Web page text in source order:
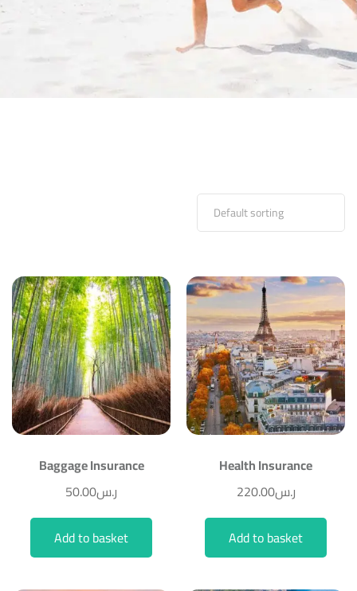
Baggage Insurance
ر.س50.00
Add to basket
Health Insurance
ر.س220.00
Add to basket